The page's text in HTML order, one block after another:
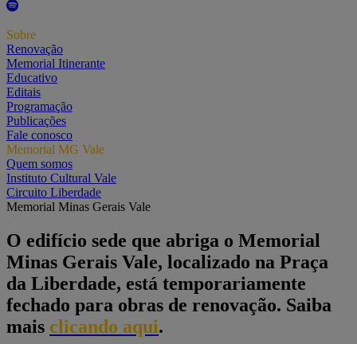
Sobre
Renovação
Memorial Itinerante
Educativo
Editais
Programação
Publicações
Fale conosco
Memorial MG Vale
Quem somos
Instituto Cultural Vale
Circuito Liberdade
Memorial Minas Gerais Vale
O edifício sede que abriga o Memorial
Minas Gerais Vale, localizado na Praça
da Liberdade, está temporariamente
fechado para obras de renovação. Saiba
mais clicando aqui.